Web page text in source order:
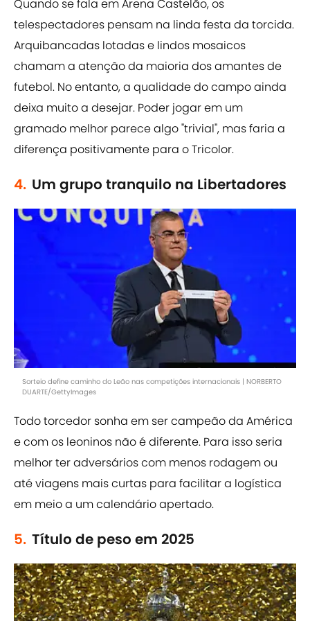
Quando se fala em Arena Castelão, os
telespectadores pensam na linda festa da torcida.
Arquibancadas lotadas e lindos mosaicos
chamam a atenção da maioria dos amantes de
futebol. No entanto, a qualidade do campo ainda
deixa muito a desejar. Poder jogar em um
gramado melhor parece algo "trivial", mas faria a
diferença positivamente para o Tricolor.
4. Um grupo tranquilo na Libertadores
Sorteio define caminho do Leão nas competições internacionais | NORBERTO
DUARTE/GettyImages
Todo torcedor sonha em ser campeão da América
e com os leoninos não é diferente. Para isso seria
melhor ter adversários com menos rodagem ou
até viagens mais curtas para facilitar a logística
em meio a um calendário apertado.
5. Título de peso em 2025